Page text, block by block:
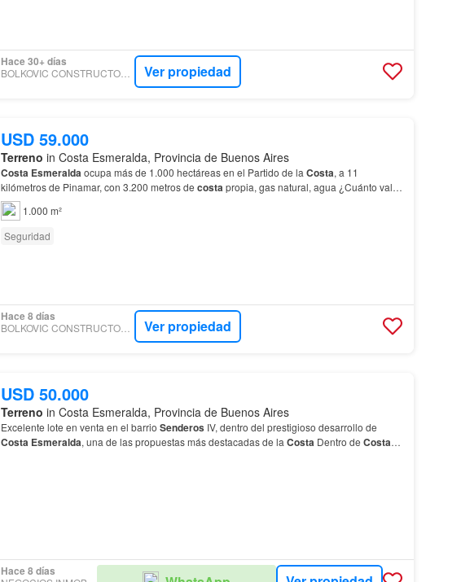
Hace 30+ días
BOLKOVIC CONSTRUCTORA INMOBILIARIA Ver propiedad
USD 59.000
Terreno in Costa Esmeralda, Provincia de Buenos Aires
Costa Esmeraldaocupa más de 1.000 hectáreas en el Partido de la Costa, a 11
kilómetros de Pinamar, con 3.200 metros de costapropia, gas natural, agua ¿Cuánto vale
un lote en
1.000 m²
Seguridad
Hace 8 días
BOLKOVIC CONSTRUCTORA INMOBILIARIA Ver propiedad
USD 50.000
Terreno in Costa Esmeralda, Provincia de Buenos Aires
Excelente lote en venta en el barrio Senderos IV, dentro del prestigioso desarrollo de
Costa Esmeralda, una de las propuestas más destacadas de la Costa Dentro de Costa
Hace 8 días